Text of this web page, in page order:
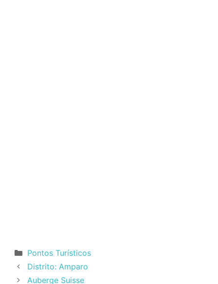
Categorias
Pontos Turísticos
Distrito: Amparo
Auberge Suisse